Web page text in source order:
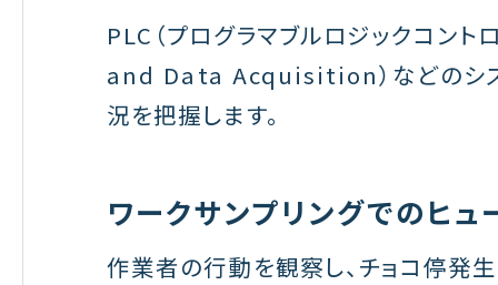
PLC（プログラマブルロジックコ
and Data Acquisition）などのシス
況を把握します。
ワークサンプリングでのヒュ
作業者の行動を観察し、チョコ停発